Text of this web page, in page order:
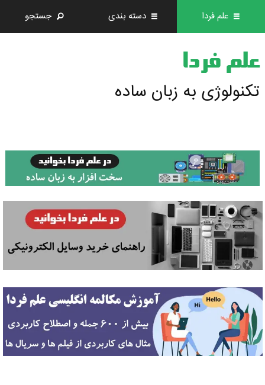
علم فردا دسته بندی جستجو
علم فردا
تکنولوژی به زبان ساده